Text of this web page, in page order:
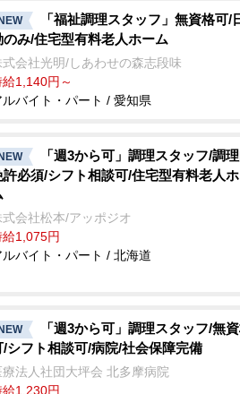
NEW
「福祉調理スタッフ」無資格可/
のみ/住宅型有料老人ホーム
式会社光明/しあわせの森志段味
給1,140円～
ルバイト・パート / 愛知県
「週3から可」調理スタッフ/調
許必須/シフト相談可/住宅型有料老人
式会社松本/アッポジオ
給1,075円
ルバイト・パート / 北海道
「週3から可」調理スタッフ/無
/シフト相談可/病院/社会保障完備
療法人社団大坪会 北多摩病院
給1,230円